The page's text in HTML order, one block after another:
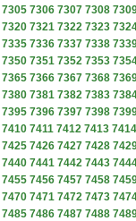
7305 7306 7307 7308
7320 7321 7322 7323
7335 7336 7337 7338
7350 7351 7352 7353
7365 7366 7367 7368
7380 7381 7382 7383
7395 7396 7397 7398
7410 7411 7412 7413 7414
7425 7426 7427 7428
7440 7441 7442 7443
7455 7456 7457 7458
7470 7471 7472 7473
7485 7486 7487 7488